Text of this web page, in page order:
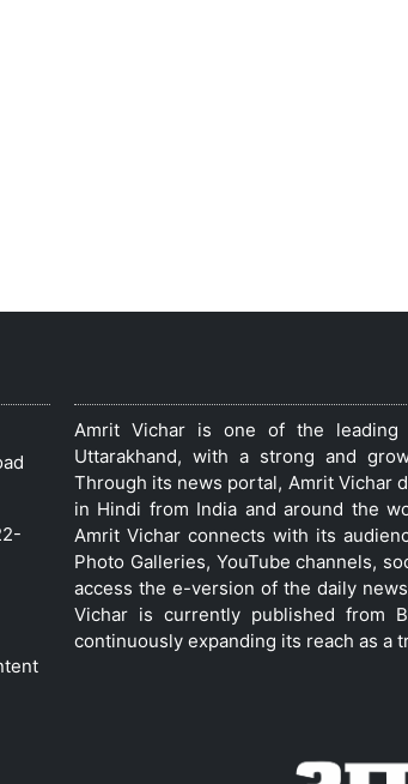
Amrit Vichar is one of the leading
Uttarakhand, with a strong and
Through its news portal, Amrit Vichar
in Hindi from India and around the
Amrit Vichar connects with its
Photo Galleries, YouTube channels,
access the e-version of the daily
Vichar is currently published from
continuously expanding its reach as a